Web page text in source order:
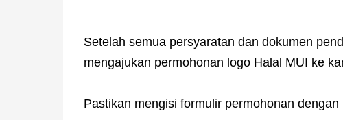
Setelah semua persyaratan dan dokumen
mengajukan permohonan logo Halal MUI ke
Pastikan mengisi formulir permohonan